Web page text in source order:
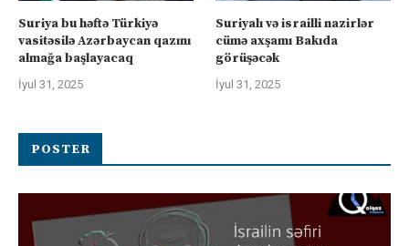
Suriya bu həftə Türkiyə
vasitəsilə Azərbaycan qazını
almağa başlayacaq
İyul 31, 2025
Suriyalı və israilli nazirlər
cümə axşamı Bakıda
görüşəcək
İyul 31, 2025
POSTER